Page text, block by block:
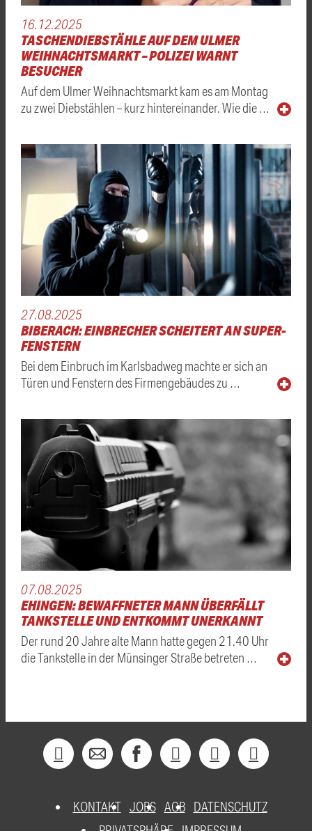
16.12.2025
TASCHENDIEBSTÄHLE AUF DEM ULMER
WEIHNACHTSMARKT – POLIZEI WARNT
BESUCHER
Auf dem Ulmer Weihnachtsmarkt kam es am Montag
zu zwei Diebstählen – kurz hintereinander. Wie die …
27.08.2025
BIBERACH: EINBRECHER SCHEITERT AN SUPER-
FENSTERN
Bei dem Einbruch im Karlsbadweg machte er sich an
Türen und Fenstern des Firmengebäudes zu …
07.08.2025
EHINGEN: BEWAFFNETER MANN ÜBERFÄLLT
TANKSTELLE UND ENTKOMMT UNERKANNT
Der rund 20 Jahre alte Mann hatte gegen 21.40 Uhr
die Tankstelle in der Münsinger Straße betreten …
KONTAKT JOBS AGB DATENSCHUTZ